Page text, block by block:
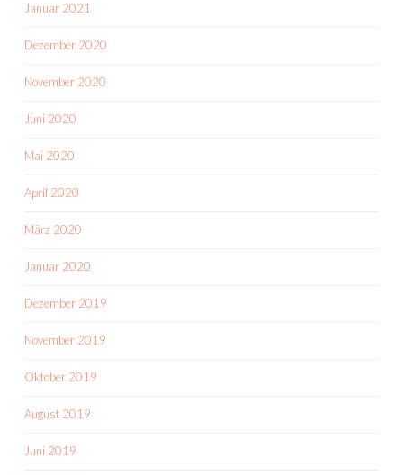
Januar 2021
Dezember 2020
November 2020
Juni 2020
Mai 2020
April 2020
März 2020
Januar 2020
Dezember 2019
November 2019
Oktober 2019
August 2019
Juni 2019